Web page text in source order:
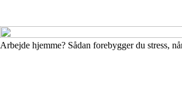
Arbejde hjemme? Sådan forebygger du stress,